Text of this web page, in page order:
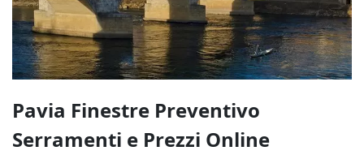
Pavia Finestre Preventivo
Serramenti e Prezzi Online